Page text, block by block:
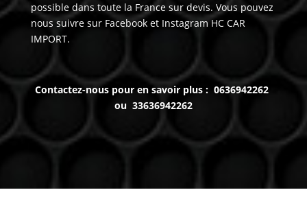
possible dans toute la France sur devis. Vous pouvez
nous suivre sur Facebook et Instagram HC CAR
IMPORT.
Contactez-nous pour en savoir plus : 0636942262
ou 33636942262